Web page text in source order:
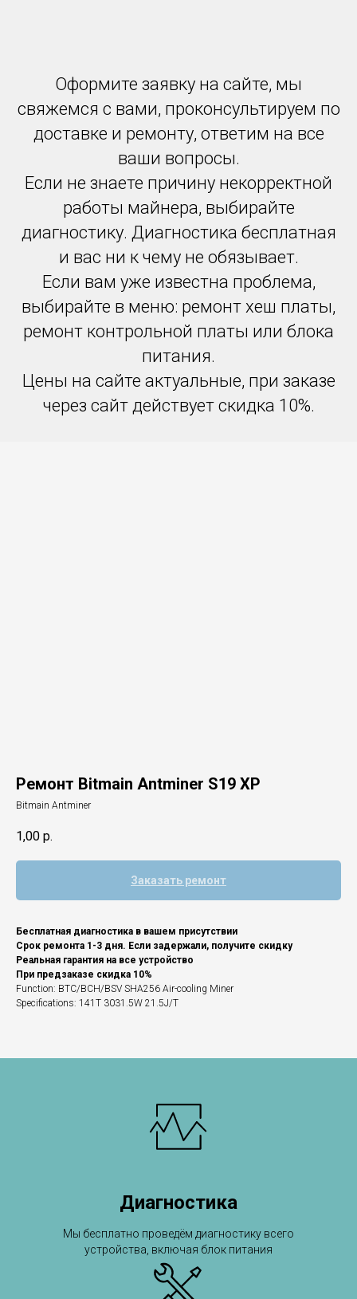
Оформите заявку на сайте, мы
свяжемся с вами, проконсультируем по
доставке и ремонту, ответим на все
ваши вопросы.
Если не знаете причину некорректной
работы майнера, выбирайте
диагностику. Диагностика бесплатная
и вас ни к чему не обязывает.
Если вам уже известна проблема,
выбирайте в меню: ремонт хеш платы,
ремонт контрольной платы или блока
питания.
Цены на сайте актуальные, при заказе
через сайт действует скидка 10%.
Ремонт Bitmain Antminer S19 XP
Bitmain Antminer
1,00 р.
Заказать ремонт
Бесплатная диагностика в вашем присутствии
Срок ремонта 1-3 дня. Если задержали, получите скидку
Реальная гарантия на все устройство
При предзаказе скидка 10%
Function: BTC/BCH/BSV SHA256 Air-cooling Miner
Specifications: 141T 3031.5W 21.5J/T
Диагностика
Мы бесплатно проведём диагностику всего
устройства, включая блок питания